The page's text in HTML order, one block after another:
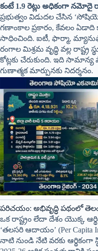
కంటే 1.9 రెట్లు అధికంగా నమోదై
ప్రభుత్వం విడుదల చేసిన
గణాంకాల ప్రకారం, కేవలం ఏడాది
సాధించింది. ఐటీ, ఫార్మా,
రంగాల మిశ్రమ వృద్ధి వల్ల రాష్ట్ర
కోట్లకు చేరుకుంది. ఇది సామాన్య
గుణాత్మక మార్పునకు నిదర్శనం.
పరిచయం: అభివృద్ధి పథంలో
ఒక రాష్ట్రం లేదా దేశం యొక్క
‘తలసరి ఆదాయం’ (Per Capita
నాటి నుండి నేటి వరకు ఆర్థికంగా